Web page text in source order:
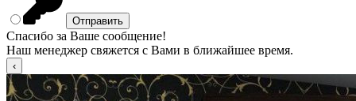
Спасибо за Ваше сообщение!
Наш менеджер свяжется с Вами в ближайшее время.